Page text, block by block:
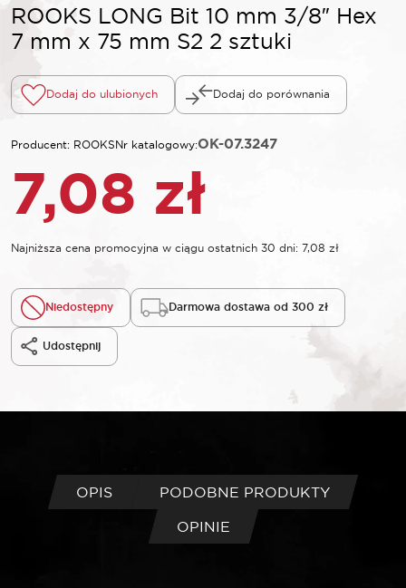
ROOKS LONG Bit 10 mm 3/8″ Hex
7 mm x 75 mm S2 2 sztuki
Dodaj do ulubionych Dodaj do porównania
Producent: ROOKSNr katalogowy:OK-07.3247
7,08 zł
Najniższa cena promocyjna w ciągu ostatnich 30 dni: 7,08 zł
Niedostępny Darmowa dostawa od 300 zł
Udostępnij
OPIS
PODOBNE PRODUKTY
OPINIE